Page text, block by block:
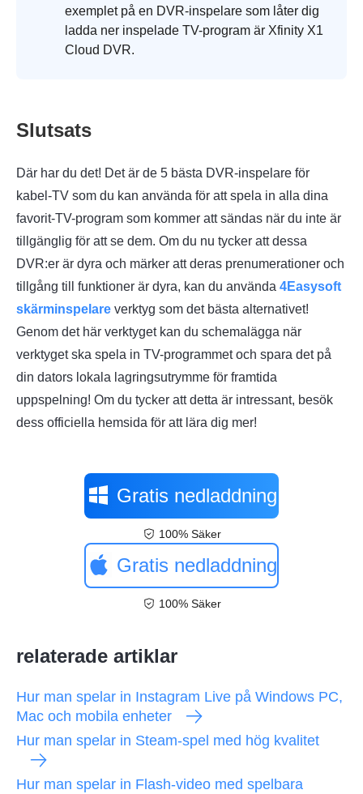
exemplet på en DVR-inspelare som låter dig
ladda ner inspelade TV-program är Xfinity X1
Cloud DVR.
Slutsats
Där har du det! Det är de 5 bästa DVR-inspelare för
kabel-TV som du kan använda för att spela in alla dina
favorit-TV-program som kommer att sändas när du inte är
tillgänglig för att se dem. Om du nu tycker att dessa
DVR:er är dyra och märker att deras prenumerationer och
tillgång till funktioner är dyra, kan du använda 4Easysoft
skärminspelare verktyg som det bästa alternativet!
Genom det här verktyget kan du schemalägga när
verktyget ska spela in TV-programmet och spara det på
din dators lokala lagringsutrymme för framtida
uppspelning! Om du tycker att detta är intressant, besök
dess officiella hemsida för att lära dig mer!
Gratis nedladdning
100% Säker
Gratis nedladdning
100% Säker
relaterade artiklar
Hur man spelar in Instagram Live på Windows PC,
Mac och mobila enheter
Hur man spelar in Steam-spel med hög kvalitet
Hur man spelar in Flash-video med spelbara